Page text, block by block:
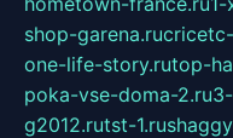
shop-garena.ru
one-life-story.rutop-
poka-vse-doma-2.ru
g2012.rutst-1.ru